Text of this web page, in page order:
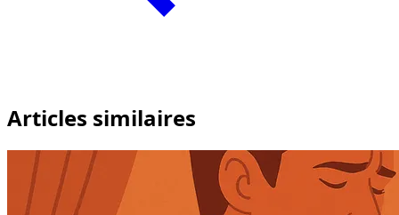
Articles similaires